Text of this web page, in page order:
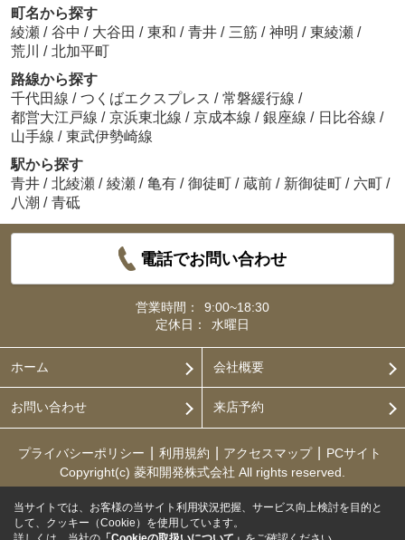
町名から探す
綾瀬 / 谷中 / 大谷田 / 東和 / 青井 / 三筋 / 神明 / 東綾瀬 /
荒川 / 北加平町
路線から探す
千代田線 / つくばエクスプレス / 常磐緩行線 /
都営大江戸線 / 京浜東北線 / 京成本線 / 銀座線 / 日比谷線 /
山手線 / 東武伊勢崎線
駅から探す
青井 / 北綾瀬 / 綾瀬 / 亀有 / 御徒町 / 蔵前 / 新御徒町 / 六町 /
八潮 / 青砥
電話でお問い合わせ
営業時間：
9:00~18:30
定休日：
水曜日
ホーム 会社概要
お問い合わせ 来店予約
プライバシーポリシー 利用規約 アクセスマップ
PCサイト
Copyright(c) 菱和開発株式会社 All rights reserved.
当サイトでは、お客様の当サイト利用状況把握、サービス向上検討を目的と
して、クッキー（Cookie）を使用しています。